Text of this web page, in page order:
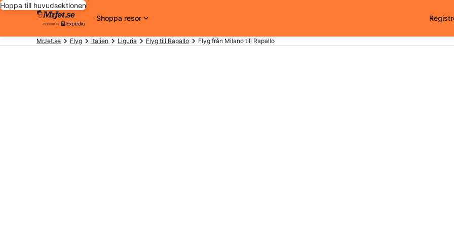
Hoppa till huvudsektionen
Shoppa resor
MrJet.se Flyg Italien Liguria Flyg till Rapallo Flyg från Milano till Rapallo